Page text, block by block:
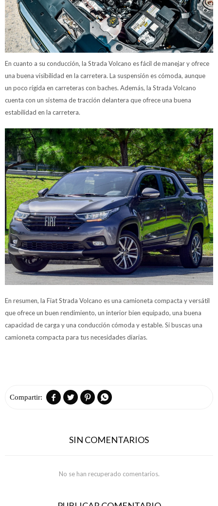
En cuanto a su conducción, la Strada Volcano es fácil de manejar y ofrece
una buena visibilidad en la carretera. La suspensión es cómoda, aunque
un poco rígida en carreteras con baches. Además, la Strada Volcano
cuenta con un sistema de tracción delantera que ofrece una buena
estabilidad en la carretera.
En resumen, la Fiat Strada Volcano es una camioneta compacta y versátil
que ofrece un buen rendimiento, un interior bien equipado, una buena
capacidad de carga y una conducción cómoda y estable. Si buscas una
camioneta compacta para tus necesidades diarias.
   
SIN COMENTARIOS
No se han recuperado comentarios.